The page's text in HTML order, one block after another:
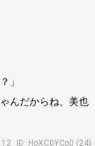
」
んだからね、美也
ID: HpXC0YCp0 (24)